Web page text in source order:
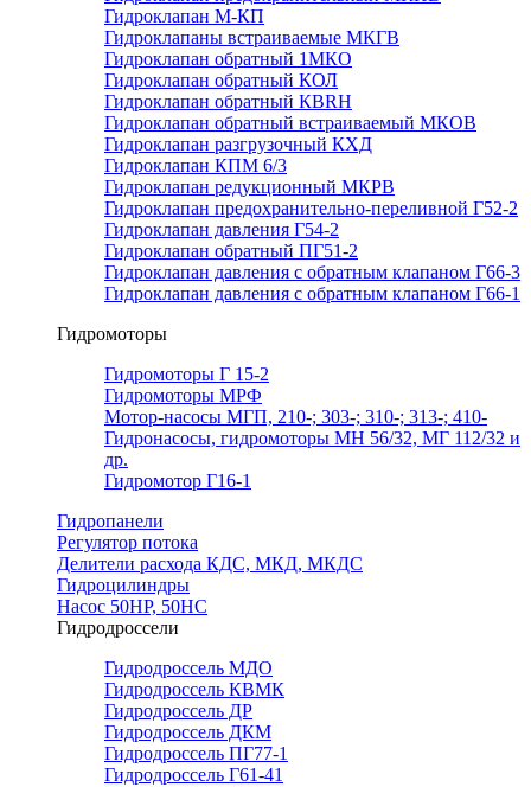
Гидроклапан М-КП
Гидроклапаны встраиваемые МКГВ
Гидроклапан обратный 1МКО
Гидроклапан обратный КОЛ
Гидроклапан обратный КВRН
Гидроклапан обратный встраиваемый МКОВ
Гидроклапан разгрузочный КХД
Гидроклапан КПМ 6/3
Гидроклапан редукционный МКРВ
Гидроклапан предохранительно-переливной Г52-2
Гидроклапан давления Г54-2
Гидроклапан обратный ПГ51-2
Гидроклапан давления с обратным клапаном Г66-3
Гидроклапан давления с обратным клапаном Г66-1
Гидромоторы
Гидромоторы Г 15-2
Гидромоторы МРФ
Мотор-насосы МГП, 210-; 303-; 310-; 313-; 410-
Гидронасосы, гидромоторы МН 56/32, МГ 112/32 и
др.
Гидромотор Г16-1
Гидропанели
Регулятор потока
Делители расхода КДС, МКД, МКДС
Гидроцилиндры
Насос 50НР, 50НС
Гидродроссели
Гидродроссель МДО
Гидродроссель КВМК
Гидродроссель ДР
Гидродроссель ДКМ
Гидродроссель ПГ77-1
Гидродроссель Г61-41